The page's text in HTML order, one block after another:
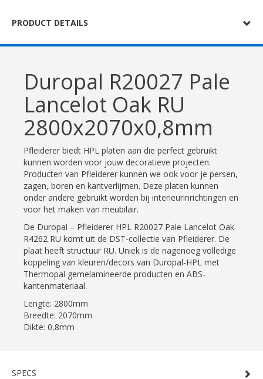
PRODUCT DETAILS
Duropal R20027 Pale
Lancelot Oak RU
2800x2070x0,8mm
Pfleiderer biedt HPL platen aan die perfect gebruikt
kunnen worden voor jouw decoratieve projecten.
Producten van Pfleiderer kunnen we ook voor je persen,
zagen, boren en kantverlijmen. Deze platen kunnen
onder andere gebruikt worden bij interieurinrichtingen en
voor het maken van meubilair.
De Duropal – Pfleiderer HPL R20027 Pale Lancelot Oak
R4262 RU komt uit de DST-collectie van Pfleiderer. De
plaat heeft structuur RU. Uniek is de nagenoeg volledige
koppeling van kleuren/decors van Duropal-HPL met
Thermopal gemelamineerde producten en ABS-
kantenmateriaal.
Lengte: 2800mm
Breedte: 2070mm
Dikte: 0,8mm
SPECS